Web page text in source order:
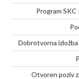
Program SKC
Dobrotvorna izložba
Otvoren poziv